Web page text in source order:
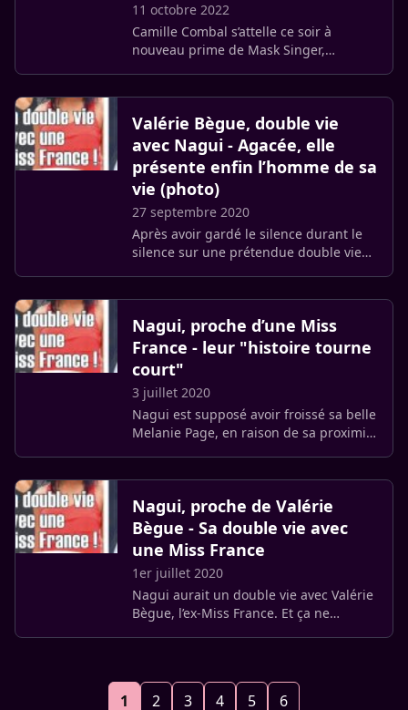
11 octobre 2022
Camille Combal s’attelle ce soir à
nouveau prime de Mask Singer,
Valérie Bègue, double vie
avec Nagui - Agacée, elle
présente enfin l’homme de sa
vie (photo)
27 septembre 2020
Après avoir gardé le silence durant le
silence sur une prétendue double vie
Nagui, proche d’une Miss
France - leur "histoire tourne
court"
3 juillet 2020
Nagui est supposé avoir froissé sa belle
Melanie Page, en raison de sa proximité
Nagui, proche de Valérie
Bègue - Sa double vie avec
une Miss France
1er juillet 2020
Nagui aurait un double vie avec Valérie
Bègue, l’ex-Miss France. Et ça ne
1 2 3 4 5 6